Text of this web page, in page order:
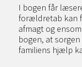
I bogen får
forældretab kan
afmagt og
bogen, at
familiens hjælp